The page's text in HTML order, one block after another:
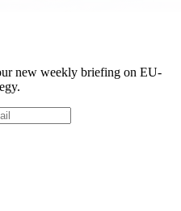
new weekly briefing on EU-